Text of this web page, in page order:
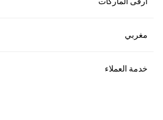
مغربي
خدمة العملاء